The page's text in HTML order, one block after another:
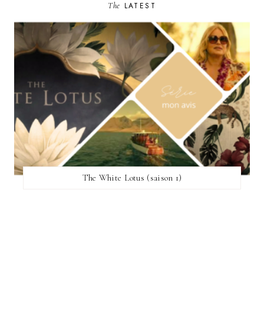
The LATEST
The White Lotus (saison 1)